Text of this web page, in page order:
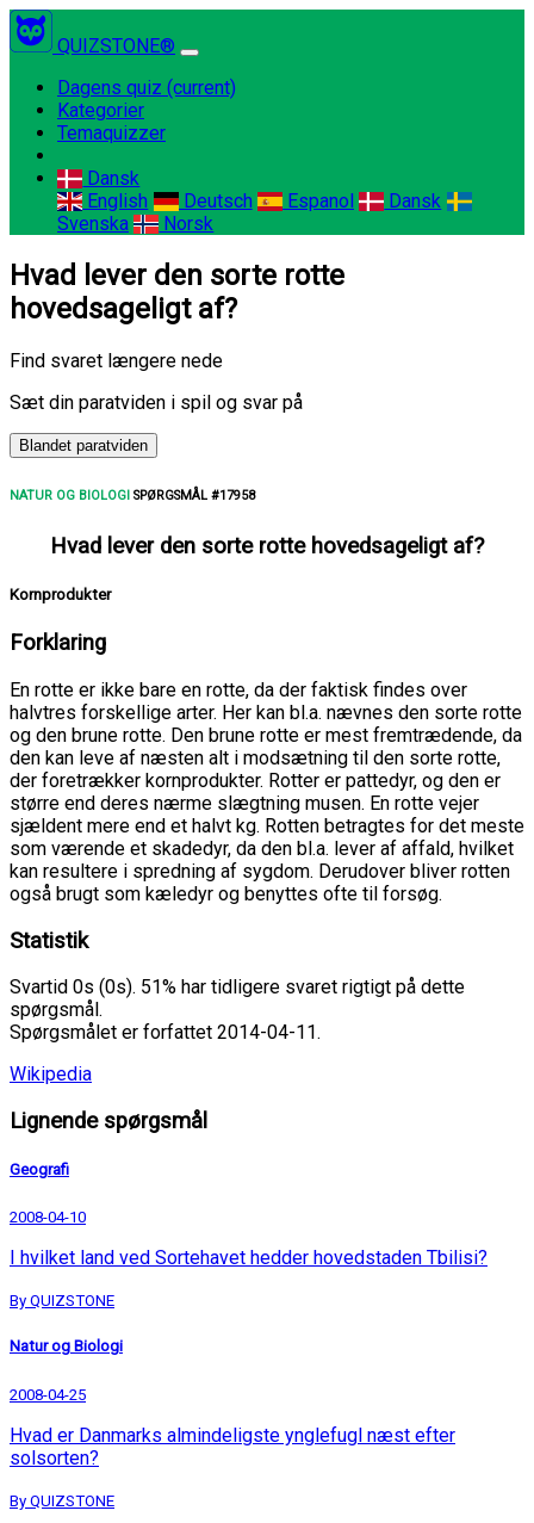
QUIZSTONE®
Dagens quiz (current)
Kategorier
Temaquizzer
Dansk
English
Deutsch Espanol
Dansk
Svenska
Norsk
Hvad lever den sorte rotte
hovedsageligt af?
Find svaret længere nede
Sæt din paratviden i spil og svar på
Blandet paratviden
NATUR OG BIOLOGI SPØRGSMÅL #17958
Hvad lever den sorte rotte hovedsageligt af?
Kornprodukter
Forklaring
En rotte er ikke bare en rotte, da der faktisk findes over
halvtres forskellige arter. Her kan bl.a. nævnes den sorte rotte
og den brune rotte. Den brune rotte er mest fremtrædende, da
den kan leve af næsten alt i modsætning til den sorte rotte,
der foretrækker kornprodukter. Rotter er pattedyr, og den er
større end deres nærme slægtning musen. En rotte vejer
sjældent mere end et halvt kg. Rotten betragtes for det meste
som værende et skadedyr, da den bl.a. lever af affald, hvilket
kan resultere i spredning af sygdom. Derudover bliver rotten
også brugt som kæledyr og benyttes ofte til forsøg.
Statistik
Svartid 0s (0s). 51% har tidligere svaret rigtigt på dette
spørgsmål.
Spørgsmålet er forfattet 2014-04-11.
Wikipedia
Lignende spørgsmål
Geografi
2008-04-10
I hvilket land ved Sortehavet hedder hovedstaden Tbilisi?
By QUIZSTONE
Natur og Biologi
2008-04-25
Hvad er Danmarks almindeligste ynglefugl næst efter
solsorten?
By QUIZSTONE